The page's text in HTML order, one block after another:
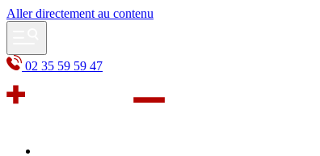
Aller directement au contenu
02 35 59 59 47